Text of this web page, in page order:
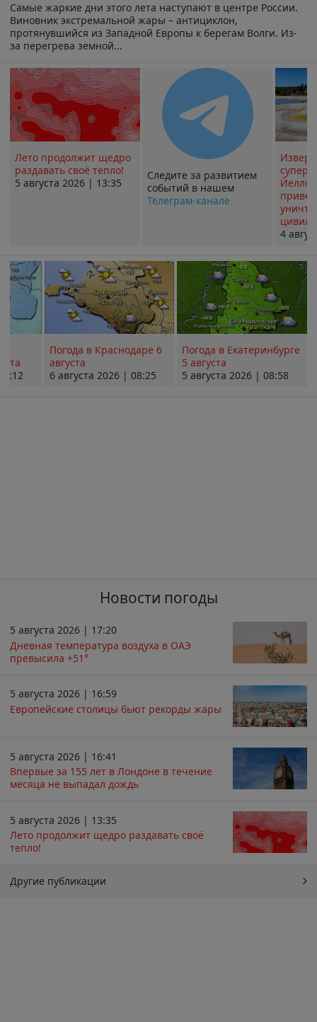
Самые жаркие дни этого лета наступают в центре России.
Виновник экстремальной жары – антициклон,
протянувшийся из Западной Европы к берегам Волги. Из-
за перегрева земной...
Лето продолжит щедро
раздавать своё тепло!
5 августа 2026 | 13:35
Следите за развитием
событий в нашем
Телеграм-канале
4
Погода в Краснодаре 6
августа
6 августа 2026 | 08:25
Погода в Екатеринбурге
5 августа
5 августа 2026 | 08:58
Новости погоды
5 августа 2026 | 17:20
Дневная температура воздуха в ОАЭ
превысила +51°
5 августа 2026 | 16:59
Европейские столицы бьют рекорды жары
5 августа 2026 | 16:41
Впервые за 155 лет в Лондоне в течение
месяца не выпадал дождь
5 августа 2026 | 13:35
Лето продолжит щедро раздавать своё
тепло!
Другие публикации